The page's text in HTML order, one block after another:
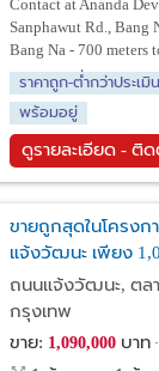
Contact at Ananda
Sanphawut Rd., Bang
Bang Na - 700 meters
ราคาถูก-ต่ำกว่าประเมิน
พร้อมอยู่
ดูรายละเอียด - ติ
ขายถูกสุดในโครงก
แจ้งวัฒนะ เพียง
ถนนแจ้งวัฒนะ, ตล
กรุงเทพ
ขาย: 1,090,000บาท